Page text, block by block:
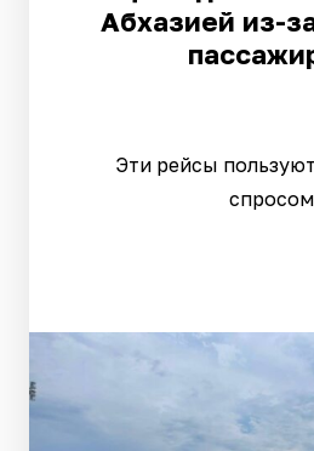
Абхазией из-
Эти рейсы
спросом